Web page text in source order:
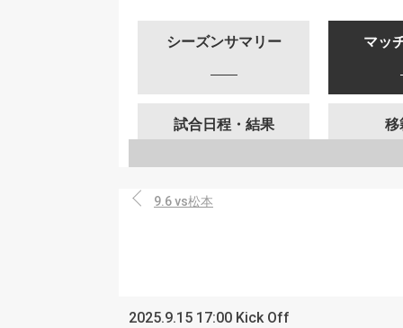
シーズンサマリー マッ
試合日程・結果 移
9.6 vs松本
2025.9.15 17:00 Kick Off